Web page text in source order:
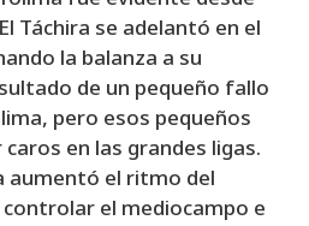
Táchira se adelantó en el
la balanza a su
de un pequeño fallo
pero esos pequeños
en las grandes ligas.
aumentó el ritmo del
el mediocampo e